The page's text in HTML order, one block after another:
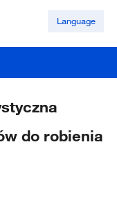
Language
do robienia